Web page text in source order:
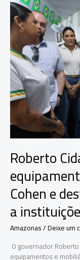
amplia
ações
em
saúde,
segurança,
infraestrutura
e
área
social
em
apenas
30
dias
Roberto
Cohen e
a
Amazonas/Deixe um
O governador
equipamentos e